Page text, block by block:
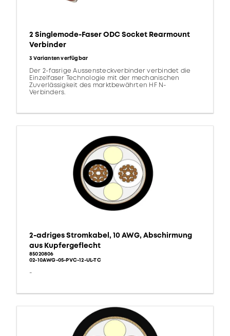
2 Singlemode-Faser ODC Socket Rearmount
Verbinder
3 Varianten verfügbar
Der 2-fasrige Aussensteckverbinder verbindet die
Einzelfaser Technologie mit der mechanischen
Zuverlässigkeit des marktbewährten HF N-
Verbinders.
2-adriges Stromkabel, 10 AWG, Abschirmung
aus Kupfergeflecht
85020806
02-10AWG-05-PVC-12-UL-TC
-